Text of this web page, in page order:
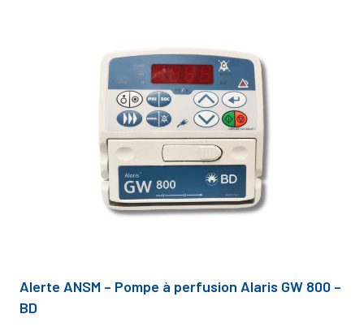
Alerte ANSM – Pompe à perfusion Alaris GW 800 –
BD